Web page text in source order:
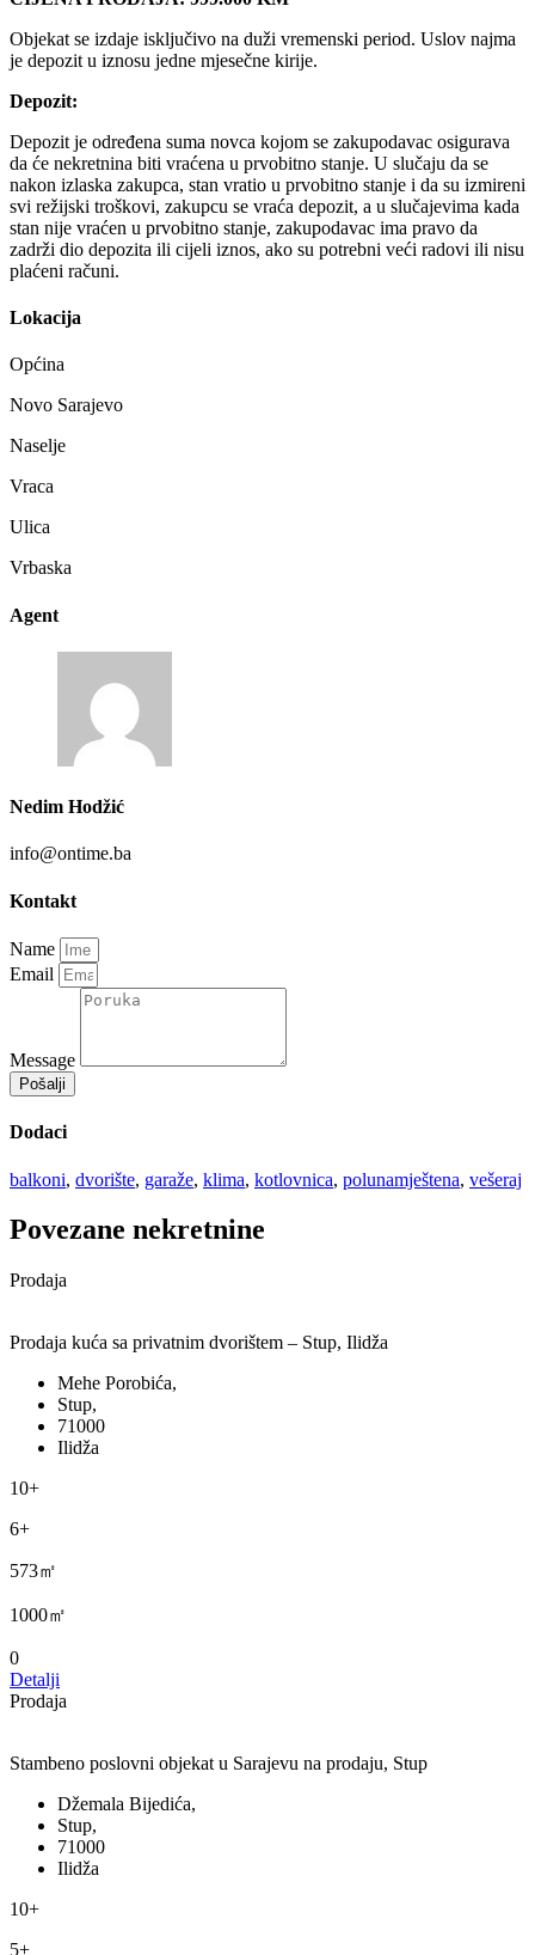
Objekat se izdaje isključivo na duži vremenski period. Uslov najma
je depozit u iznosu jedne mjesečne kirije.
Depozit:
Depozit je određena suma novca kojom se zakupodavac osigurava
da će nekretnina biti vraćena u prvobitno stanje. U slučaju da se
nakon izlaska zakupca, stan vratio u prvobitno stanje i da su izmireni
svi režijski troškovi, zakupcu se vraća depozit, a u slučajevima kada
stan nije vraćen u prvobitno stanje, zakupodavac ima pravo da
zadrži dio depozita ili cijeli iznos, ako su potrebni veći radovi ili nisu
plaćeni računi.
Lokacija
Općina
Novo Sarajevo
Naselje
Vraca
Ulica
Vrbaska
Agent
Nedim Hodžić
info@ontime.ba
Kontakt
Name
Email
Message
Pošalji
Dodaci
balkoni, dvorište, garaže, klima, kotlovnica, polunamještena, vešeraj
Povezane nekretnine
Prodaja
Prodaja kuća sa privatnim dvorištem – Stup, Ilidža
Mehe Porobića,
Stup,
71000
Ilidža
10+
6+
573㎡
1000㎡
0
Detalji
Prodaja
Stambeno poslovni objekat u Sarajevu na prodaju, Stup
Džemala Bijedića,
Stup,
71000
Ilidža
10+
5+